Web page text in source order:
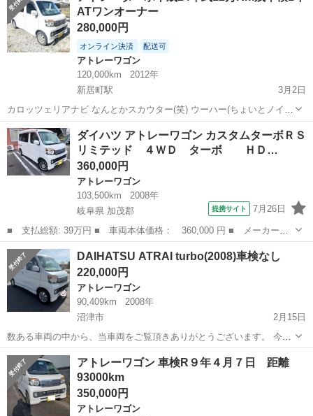
ATワンオーナー
280,000円
オンライン決済 配送可
アトレーワゴン
120,000km
2012年
新居町駅
3月2日
カロッツェリアナビ なんとかスカウター(笑) ウーハー(ちょいとノイズ
拾います(T_T)) サテライトスピーカー(青いLEDイルミ付き) センター
スピーカー ツィーター バックモニター (上記全てカロッツェリア) ユ
ピテル...
静岡 袋井市 新居町駅 アトレーワゴン センター
ダイハツ アトレーワゴン カスタムターボＲＳ
リミテッド ４ＷＤ ターボ ＨＤ…
360,000円
アトレーワゴン
103,500km
2008年
岐阜県 加茂郡
提携サイト 7月26日
■ 支払総額: 39万円 ■ 車両本体価格： 360,000 円 ■ メーカー
名： ダイハツ ■ 車種名： アトレーワゴン ■ グレード名： カ
スタムターボＲＳリミテッド ４ＷＤ ターボ ＨＤＤ ナビ パ
ワースライドドア...
岐阜 加茂郡
DAIHATSU ATRAI turbo(2008)車検なし
220,000円
アトレーワゴン
90,409km
2008年
沼津市
2月15日
数ある車両の中から、当車両をご覧頂きありがとうございます。 今回
販売します車は 「ダイハツ アトレー 2WD」 リサイクル料•税込
220,000円です。 【車両情報】 車 種 : DAIHATSU ...
静岡 沼津市 アトレーワゴン 車両
アトレーワゴン 車検R９年４月７日 距離
93000km
350,000円
アトレーワゴン